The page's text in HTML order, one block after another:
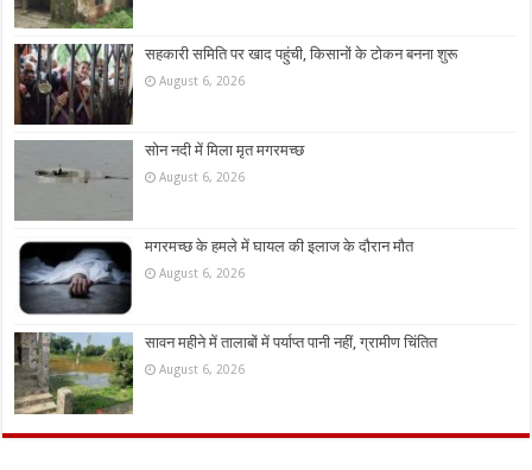
सहकारी समिति पर खाद पहुंची, किसानों के टोकन बनना शुरू
August 6, 2026
सोन नदी में मिला मृत मगरमच्छ
August 6, 2026
मगरमच्छ के हमले में घायल की इलाज के दौरान मौत
August 6, 2026
सावन महीने में तालाबों में पर्याप्त पानी नहीं, ग्रामीण चिंतित
August 6, 2026